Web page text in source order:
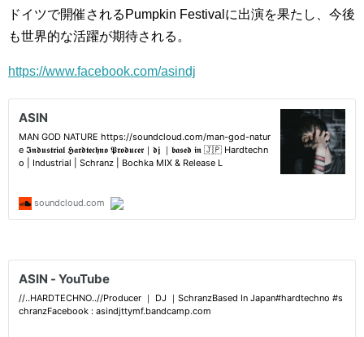
ドイツで開催されるPumpkin Festivalに出演を果たし、今後
も世界的な活躍が期待される。
https://www.facebook.com/asindj